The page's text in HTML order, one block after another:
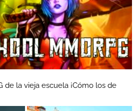
de la vieja escuela ¡Cómo los de